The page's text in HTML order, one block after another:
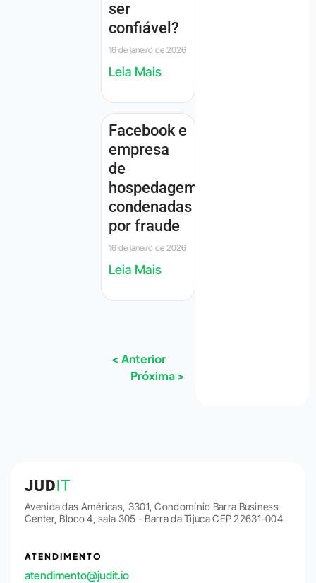
ser
confiável?
16 de janeiro de 2026
Leia Mais
Facebook e
empresa
de
hospedagem
condenadas
por fraude
16 de janeiro de 2026
Leia Mais
< Anterior
Próxima >
Avenida das Américas, 3301, Condomínio Barra Business
Center, Bloco 4, sala 305 - Barra da Tijuca CEP 22631-004
ATENDIMENTO
atendimento@judit.io